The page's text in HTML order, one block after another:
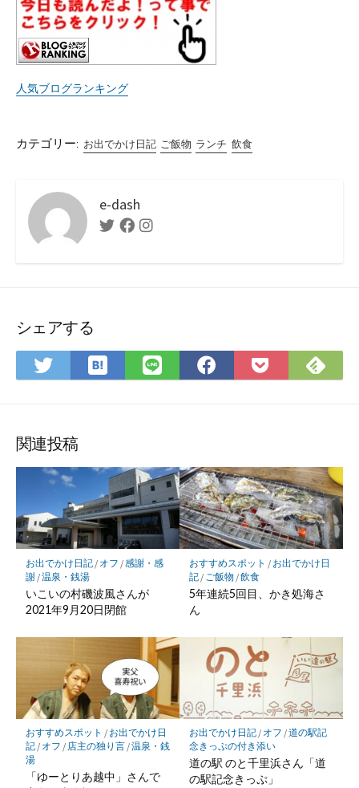
人気ブログランキング
カテゴリー: お出でかけ日記 ご飯物 ランチ 飲食
e-dash
TwitterFacebookInstagram
シェアする
Twitter
で
ア
は
て
ク
マ
ー
ク
に
保
存
LINE
で
Facebook
で
Pocket
に
で
関連投稿
お出でかけ日記/ オフ /感謝・感
謝/温泉・銭湯
いこいの村磯波風さんが
2021年9月20日閉館
おすすめスポット / お出でかけ日
記/ ご飯物 /飲食
5年連続5回目、かき処海さ
ん
おすすめスポット / お出でかけ日
記/ オフ / 店主の独り言/温泉・銭
湯
「ゆーとりあ越中」さんで
お出でかけ日記/ オフ /道の駅記
念きっぷの付き添い
道の駅 のと千里浜さん「道
の駅記念きっぷ」